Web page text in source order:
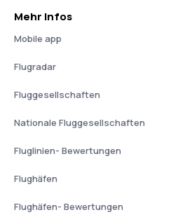
Mehr Infos
Mobile app
Flugradar
Fluggesellschaften
Nationale Fluggesellschaften
Fluglinien- Bewertungen
Flughäfen
Flughäfen- Bewertungen